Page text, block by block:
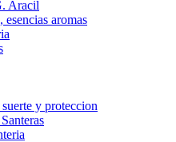
Aracil
aromas
y proteccion